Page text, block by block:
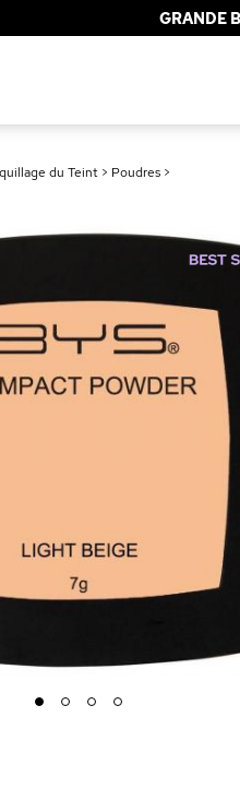
GRANDE
du Teint> Poudres>
1 2 3 4